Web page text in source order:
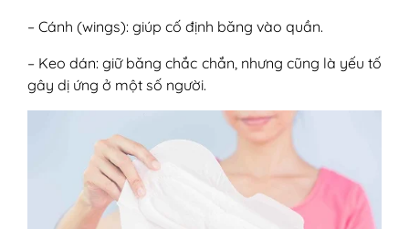
– Cánh (wings): giúp cố định băng vào quần.
– Keo dán: giữ băng chắc chắn, nhưng cũng là yếu tố
gây dị ứng ở một số người.